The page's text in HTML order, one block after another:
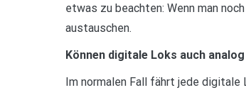
etwas zu beachten: Wenn man
austauschen.
Können digitale Loks auch
Im normalen Fall fährt jede